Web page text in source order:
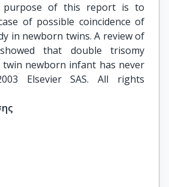
purpose of this report is to
of possible coincidence of
in newborn twins. A review of
that double trisomy
twin newborn infant has never
Elsevier SAS. All rights